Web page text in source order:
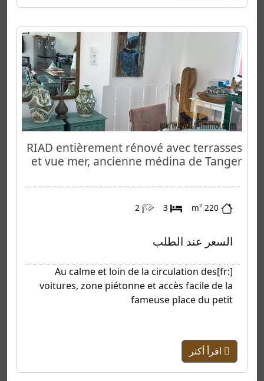
RIAD entièrement rénové avec terrasses
et vue mer, ancienne médina de Tanger
السعر عند الطلب
[:fr]Au calme et loin de la circulation des
voitures, zone piétonne et accès facile de la
fameuse place du petit
اقرأ أكثر